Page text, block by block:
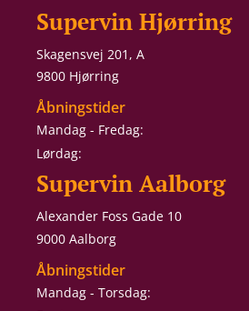
Supervin Hjørring
Skagensvej 201, A
9800 Hjørring
Åbningstider
Mandag - Fredag:
Lørdag:
Supervin Aalborg
Alexander Foss Gade 10
9000 Aalborg
Åbningstider
Mandag - Torsdag: